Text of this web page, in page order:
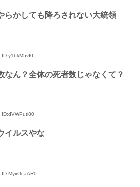
らかしても降ろされない大統領
ID:y1bkM5vI0
なん？全体の死者数じゃなくて？
ID:dVWPuti80
イルスやな
ID:MyxOcaAR0